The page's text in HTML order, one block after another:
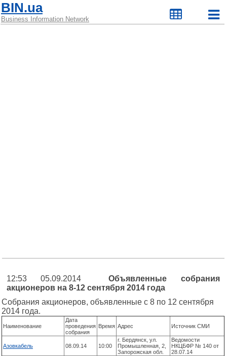
BIN.ua
Business Information Network
12:53 05.09.2014Объявленные собрания
акционеров на 8-12 сентября 2014 года
Собрания акционеров, объявленные с 8 по 12 сентября
2014 года.
Наименование
Дата
проведения
собрания
Время Адрес Источник СМИ
Азовкабель 08.09.14 10:00
г. Бердянск, ул.
Промышленная, 2,
Запорожская обл.
Ведомости
НКЦБФР № 140 от
28.07.14